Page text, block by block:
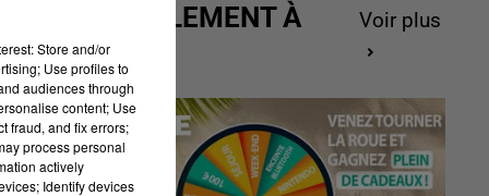
ACTUELLEMENT À
GAGNER
Voir plus
Store and/or
Use profiles to
audiences through
content; Use
fraud, and fix errors;
process personal
actively
Identify devices